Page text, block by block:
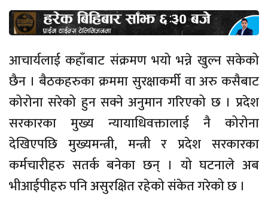
आचार्यलाई कहाँबाट संक्रमण भयो भन्ने खुल्न सकेको
छैन । बैठकहरुका क्रममा सुरक्षाकर्मी वा अरु कसैबाट
कोरोना सरेको हुन सक्ने अनुमान गरिएको छ । प्रदेश
सरकारका मुख्य न्यायाधिवक्तालाई नै कोरोना
देखिएपछि मुख्यमन्त्री, मन्त्री र प्रदेश सरकारका
कर्मचारीहरु सतर्क बनेका छन् । यो घटनाले अब
भीआईपीहरु पनि असुरक्षित रहेको संकेत गरेको छ ।